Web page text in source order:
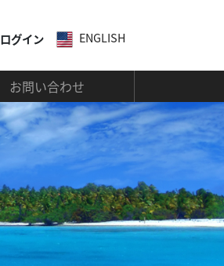
ログイン ENGLISH
お問い合わせ